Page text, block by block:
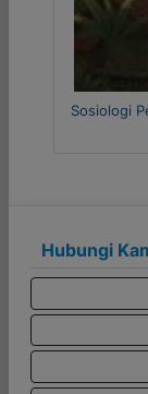
Teoretik dan
Hubungi